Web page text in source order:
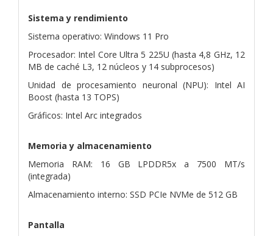
Sistema y rendimiento
Sistema operativo: Windows 11 Pro
Procesador: Intel Core Ultra 5 225U (hasta 4,8 GHz, 12
MB de caché L3, 12 núcleos y 14 subprocesos)
Unidad de procesamiento neuronal (NPU): Intel AI
Boost (hasta 13 TOPS)
Gráficos: Intel Arc integrados
Memoria y almacenamiento
Memoria RAM: 16 GB LPDDR5x a 7500 MT/s
(integrada)
Almacenamiento interno: SSD PCIe NVMe de 512 GB
Pantalla